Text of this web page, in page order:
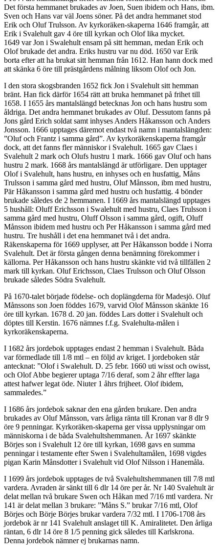
Det första hemmanet brukades av Joen, Suen ibidem och Hans, ibm.
Sven och Hans var väl Joens söner. På det andra hemmanet stod
Erik och Oluf Trulsson. Av kyrkoräken-skaperna 1646 framgår, att
Erik i Svalehult gav 4 öre till kyrkan och Olof lika mycket.
1649 var Jon i Swalehult ensam på sitt hemman, medan Erik och
Olof brukade det andra. Eriks hustru var nu död. 1650 var Erik
borta efter att ha brukat sitt hemman från 1612. Han hann dock med
att skänka 6 öre till prästgårdens målning liksom Olof och Jon.
I den stora skogsbranden 1652 fick Jon i Svalehult sitt hemman
bränt. Han fick därför 1654 rätt att bruka hemmanet på frihet till
1658. I 1655 års mantalslängd betecknas Jon och hans hustru som
åldriga. Det andra hemmanet brukades av Oluf. Dessutom fanns på
Jons gård Erich soldat samt inhyses Anders Håkansson och Anders
Jonsson. 1666 upptages däremot endast två namn i mantalslängden:
”Oluf och Frantz i samma gård”. Av kyrkoräkenskaperna framgår
dock, att det fanns fler människor i Svalehult. 1665 gav Claes i
Svalehult 2 mark och Olufs hustru 1 mark. 1666 gav Oluf och hans
hustru 2 mark. 1668 års mantalslängd är utförligare. Den upptager
Olof i Svalehult, hans hustru, en inhyses och en husfattig, Måns
Trulsson i samma gård med hustru, Oluf Månsson, ibm med hustru,
Pär Håkansson i samma gård med hustru och husfattig. 4 bönder
brukade således de 2 hemmanen. I 1669 års mantalslängd upptages
5 hushåll: Oluff Erichsson i Swalehult med hustru, Claes Trulsson i
samma gård med hustru, Oluff Olsson i samma gård, ogift, Oluff
Månsson ibidem med hustru och Per Håkansson i samma gård med
hustru. Tre hushåll i det ena hemmanet två i det andra.
Räkenskaperna för 1669 upplyser, att Per Håkansson bodde i Norra
Svalehult. Det är första gången denna benämning förekommer i
källorna. Per Håkansson och hans hustru skänkte vid två tillfällen 2
mark till kyrkan. Oluf Erichsson, Claes Trulsson och Oluf Olsson
brukade således Södra Svalehult.
På 1670-talet började födelse- och doplängderna för Madesjö. Oluf
Månssons son Joen föddes 1679, varvid Olof Månsson skänkte 16
öre till kyrkan. 1678 d. 20 jan. föddes Lars dotter i Svalehult och
döptes till Kerstin. 1676 nämnes f.f.g. Svalehulta-målen i
kyrkoräkenskaperna.
I 1682 års jordebok upptages endast 2 hemman i Svalehult. Båda
var förmedlade till 1/8 mtl – en följd av kriget. I jordeboken står
antecknat: ”Olof i Swalehult. D. 25 febr. 1660 uti wisst och owisst,
och Olof Abbe begierer uptaga 7/16 deraf, som 2 åhr effter laga
attest hafwer legat öde. Niuter 1 åhrs frijheet. Olof ibidem,
sammaledes.”
I 1686 års jordebok saknar den ena gården brukare. Den andra
brukades av Oluf Månsson, vars årliga ränta till Kronan var 8 dlr 9
öre 9 penningar. Kyrkoräken-skaperna ger vissa upplysningar om
människorna i de båda Svalehultshemmanen. År 1697 skänkte
Börjes son i Svalehult 12 öre till kyrkan, 1698 gavs en summa
penningar i testamente efter Swen i Svalehultamålen, 1698 vigdes
pigan Karin Månsdotter i Svalehult vid Olof Nilsson i Hanemåla.
I 1699 års jordebok upptages de två Svalehultshemmanen till 7/8 mtl
vardera. Avraden är sänkt till 6 dlr 14 öre per år. Nr 140 Svalehult är
delat mellan två brukare Swen och Håkan med 7/16 mtl vardera. Nr
141 är delat mellan 3 brukare: ”Måns S.” brukar 7/16 mtl, Olof
Börjes och Börje Börjes brukar vardera 7/32 mtl. I 1706-1708 års
jordebok är nr 141 Svalehult anslaget till K. Amiralitetet. Den årliga
räntan, 6 dlr 14 öre 8 1/5 penning gick således till Karlskrona.
Denna jordebok nämner ej brukarnas namn.